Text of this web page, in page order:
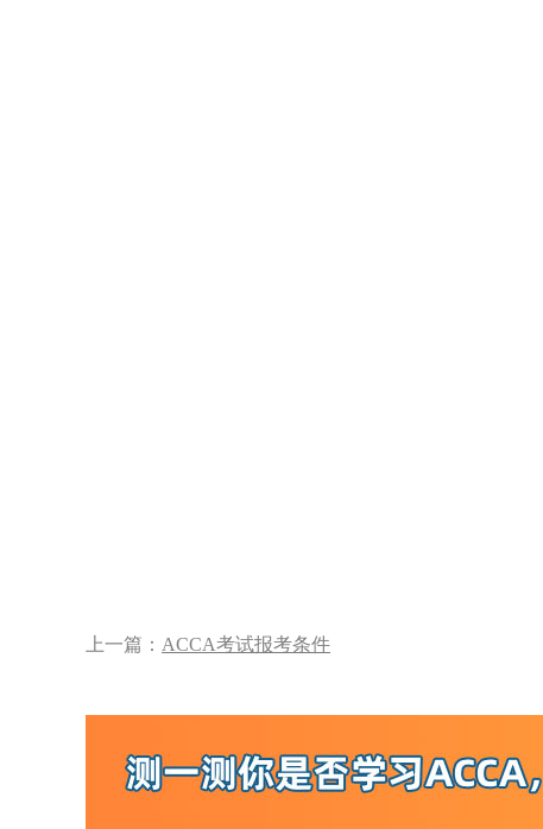
上一篇： ACCA考试报考条件